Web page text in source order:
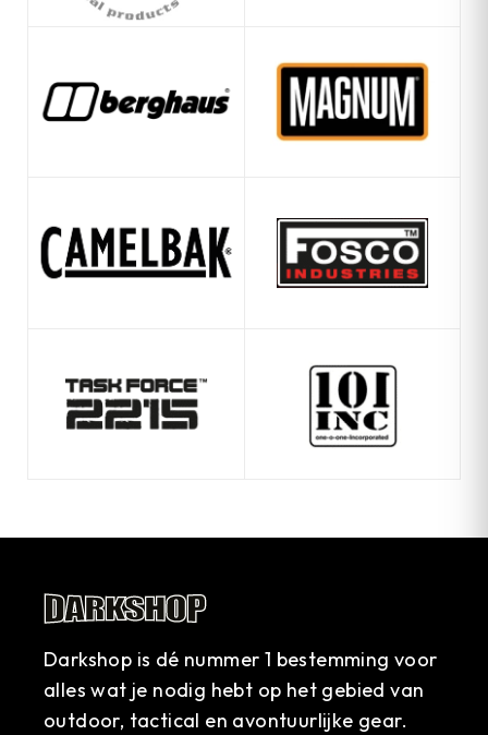
Darkshop is dé nummer 1 bestemming voor
alles wat je nodig hebt op het gebied van
outdoor, tactical en avontuurlijke gear.